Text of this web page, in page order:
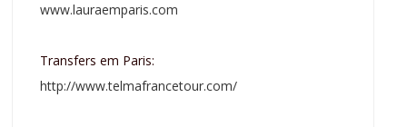
www.lauraemparis.com
Transfers em Paris:
http://www.telmafrancetour.com/